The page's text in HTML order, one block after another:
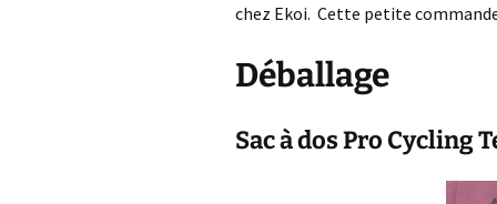
chez Ekoi. Cette petite
Déballage
Sac à dos Pro Cycling